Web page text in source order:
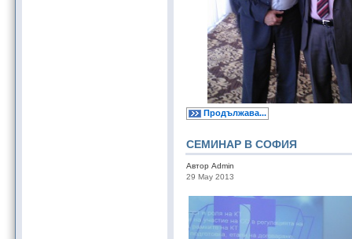
Продължава...
СЕМИНАР В СОФИЯ
Автор Admin
29 May 2013